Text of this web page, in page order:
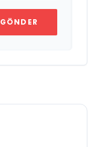
GÖNDER